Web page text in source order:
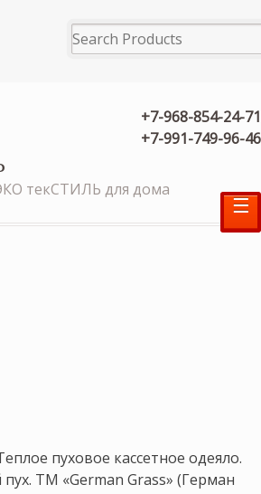
+7-968-854-24-71
+7-991-749-96-46
текСТИЛЬ для дома
☰